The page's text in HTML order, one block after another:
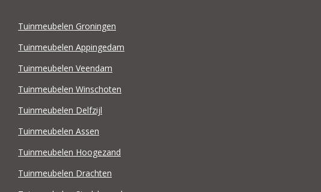
Tuinmeubelen Groningen
Tuinmeubelen Appingedam
Tuinmeubelen Veendam
Tuinmeubelen Winschoten
Tuinmeubelen Delfzijl
Tuinmeubelen Assen
Tuinmeubelen Hoogezand
Tuinmeubelen Drachten